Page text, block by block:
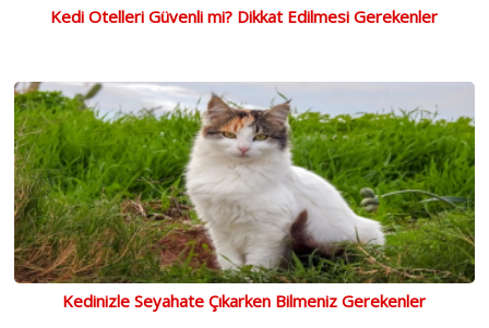
Kedi Otelleri Güvenli mi? Dikkat Edilmesi Gerekenler
Kedinizle Seyahate Çıkarken Bilmeniz Gerekenler